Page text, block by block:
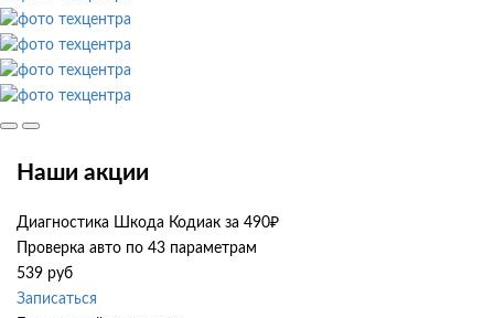
Наши акции
Диагностика Шкода Кодиак за 490₽
Проверка авто по 43 параметрам
539 руб
Записаться